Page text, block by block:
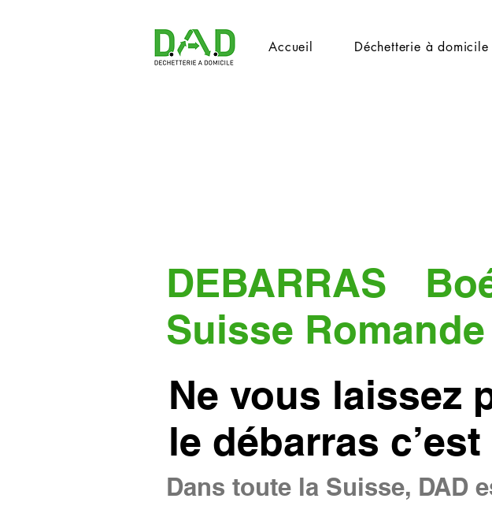
Accueil Déchetterie à domicile
DEBARRAS
Suisse Romande
Ne vous laissez
le débarras
Dans toute la Suisse, DAD